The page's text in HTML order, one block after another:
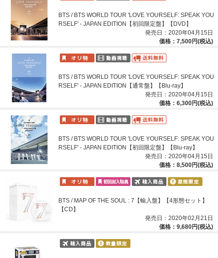
BTS / BTS WORLD TOUR 'LOVE YOURSELF: SPEAK YOU
RSELF' - JAPAN EDITION【初回限定盤】【DVD】
発売日：2020年04月15日
価格：7,500円(税込)
BTS / BTS WORLD TOUR 'LOVE YOURSELF: SPEAK YOU
RSELF' - JAPAN EDITION【通常盤】【Blu-ray】
発売日：2020年04月15日
価格：6,300円(税込)
BTS / BTS WORLD TOUR 'LOVE YOURSELF: SPEAK YOU
RSELF' - JAPAN EDITION【初回限定盤】【Blu-ray】
発売日：2020年04月15日
価格：8,500円(税込)
BTS / MAP OF THE SOUL : 7【輸入盤】【4形態セット】
【CD】
発売日：2020年02月21日
価格：9,680円(税込)